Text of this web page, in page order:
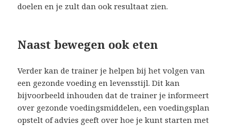
doelen en je zult dan ook resultaat zien.
Naast bewegen ook eten
Verder kan de trainer je helpen bij het volgen van
een gezonde voeding en levensstijl. Dit kan
bijvoorbeeld inhouden dat de trainer je informeert
over gezonde voedingsmiddelen, een voedingsplan
opstelt of advies geeft over hoe je kunt starten met